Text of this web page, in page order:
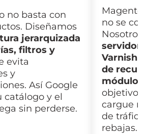
no basta con
Diseñamos
jerarquizada
filtros y
evita
y
Así Google
y el
sin perderse.
Magento
no se
Nosotros
Varnish
de
módulos
objetivo:
cargue
de tráfico
rebajas.